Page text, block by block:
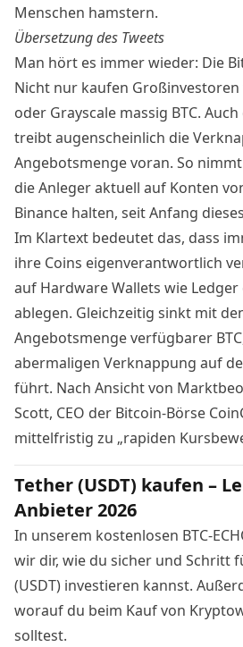
Menschen hamstern.
Übersetzung des Tweets
Man hört es immer wieder: Die
Nicht nur kaufen
oder Grayscale massig BTC.
treibt augenscheinlich die
Angebotsmenge voran. So
die Anleger aktuell auf Konten
Binance halten, seit Anfang
Im Klartext bedeutet das, dass
ihre Coins eigenverantwortlich
auf Hardware Wallets wie
ablegen. Gleichzeitig sinkt mit
Angebotsmenge verfügbarer
abermaligen Verknappung auf
führt. Nach Ansicht von
Scott, CEO der Bitcoin-Börse
mittelfristig zu „rapiden
Tether (USDT) kaufen –
Anbieter 2026
In unserem kostenlosen BTC-
wir dir, wie du sicher und Schritt
(USDT) investieren kannst.
worauf du beim Kauf von
solltest.